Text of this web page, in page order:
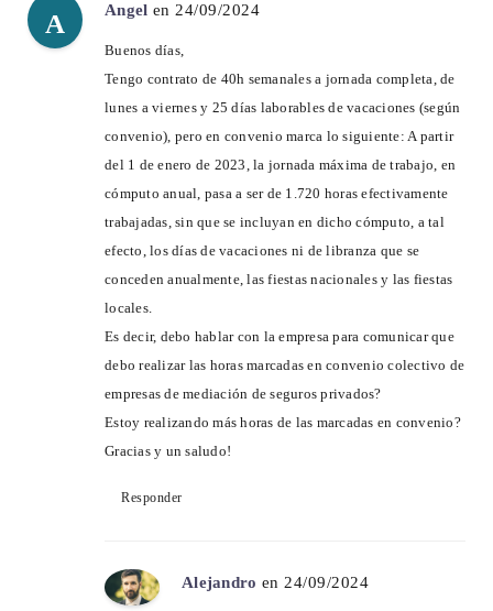
A Angel en 24/09/2024
Buenos días,
Tengo contrato de 40h semanales a jornada completa, de
lunes a viernes y 25 días laborables de vacaciones (según
convenio), pero en convenio marca lo siguiente: A partir
del 1 de enero de 2023, la jornada máxima de trabajo, en
cómputo anual, pasa a ser de 1.720 horas efectivamente
trabajadas, sin que se incluyan en dicho cómputo, a tal
efecto, los días de vacaciones ni de libranza que se
conceden anualmente, las fiestas nacionales y las fiestas
locales.
Es decir, debo hablar con la empresa para comunicar que
debo realizar las horas marcadas en convenio colectivo de
empresas de mediación de seguros privados?
Estoy realizando más horas de las marcadas en convenio?
Gracias y un saludo!
Responder
Alejandro en 24/09/2024